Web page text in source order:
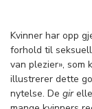
Kvinner har opp
forhold til
van plezier», som
illustrerer dette
nytelse. De gir